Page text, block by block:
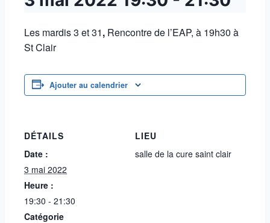
Les mardis 3 et 31, Rencontre de l’EAP, à 19h30 à
St Clair
Ajouter au calendrier
DÉTAILS
Date :
3 mai 2022
Heure :
19:30 - 21:30
Catégorie
LIEU
salle de la cure saint clair